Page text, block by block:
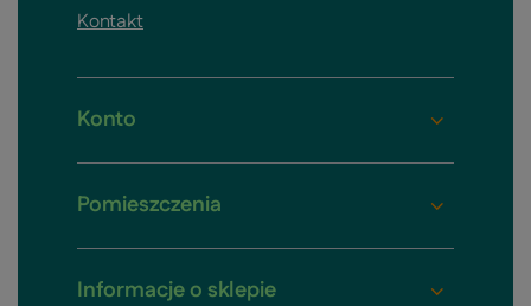
Kontakt
Konto
Pomieszczenia
Informacje o sklepie